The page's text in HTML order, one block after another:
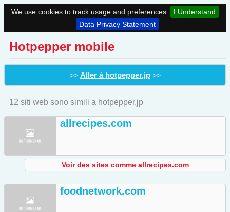
We use cookies to track usage and preferences
I Understand
Data Privacy Statement
Hotpepper mobile
>> Aller à hotpepper.jp>>
12 siti web sono simili a hotpepper.jp
allrecipes.com
Voir des sites comme allrecipes.com
foodnetwork.com